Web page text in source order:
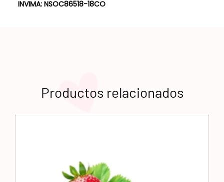
INVIMA: NSOC86518-18CO
Productos relacionados